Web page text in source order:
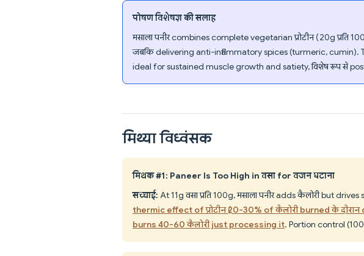
पोषण विशेषज्ञ की सलाह
मसाला पनीर combines complete vegetarian प्रोटीन (20g
जबकि delivering anti-inflammatory spices (turmeric, cumin).
ideal for sustained muscle growth and satiety, विशेष रूप से
मिथ्या विध्वंसक
मिथक #1: Paneer Is Too High in वसा for वजन घटाना
सच्चाई: At 11g वसा प्रति 100g, मसाला पनीर adds कैलोरी but
thermic effect of प्रोटीन (20-30% of कैलोरी burned के
burns 40-60 कैलोरी just processing it. Portion control